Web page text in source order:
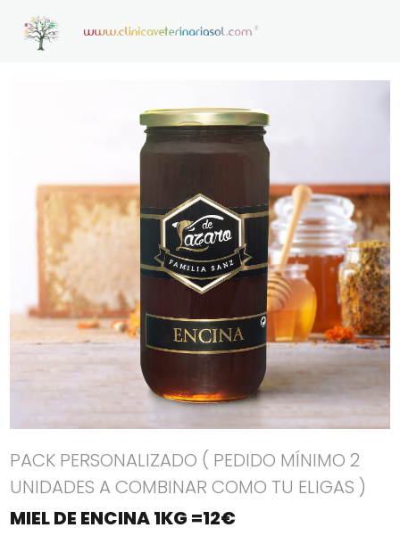
CONSULTAS VETERINARIAS ON LINE
PACK PERSONALIZADO ( PEDIDO MÍNIMO 2
UNIDADES A COMBINAR COMO TU ELIGAS )
MIEL DE ENCINA 1KG =12€